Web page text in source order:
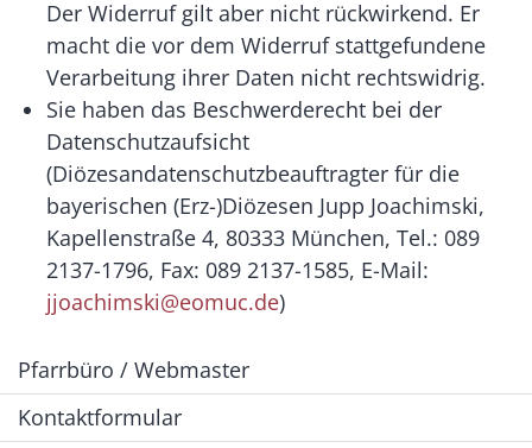
Der Widerruf gilt aber nicht rückwirkend. Er
macht die vor dem Widerruf stattgefundene
Verarbeitung ihrer Daten nicht rechtswidrig.
Sie haben das Beschwerderecht bei der
Datenschutzaufsicht
(Diözesandatenschutzbeauftragter für die
bayerischen (Erz-)Diözesen Jupp Joachimski,
Kapellenstraße 4, 80333 München, Tel.: 089
2137-1796, Fax: 089 2137-1585, E-Mail:
jjoachimski@eomuc.de)
Pfarrbüro / Webmaster
Kontaktformular